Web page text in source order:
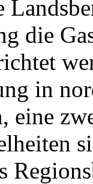
die
in
eine